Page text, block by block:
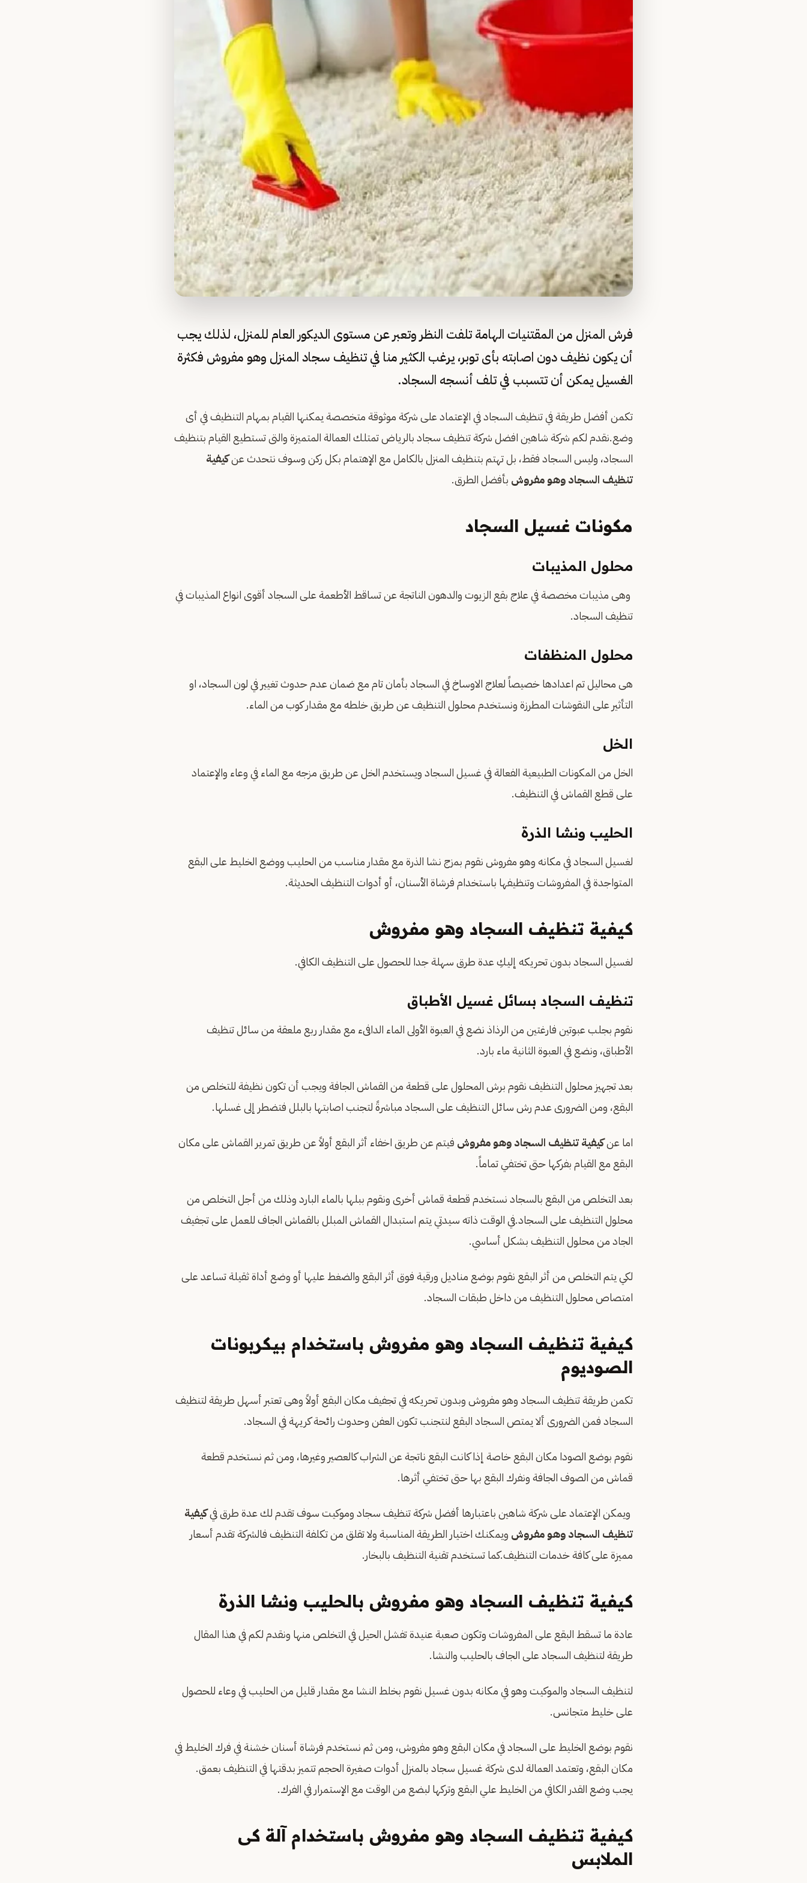
فرش المنزل من المقتنيات الهامة تلفت النظر وتعبر عن مستوى الديكور العام للمنزل، لذلك يجب
أن يكون نظيف دون اصابته بأى توبر، يرغب الكثير منا في تنظيف سجاد المنزل وهو مفروش فكثرة
الغسيل يمكن أن تتسبب في تلف أنسجه السجاد.
تكمن أفضل طريقة في تنظيف السجاد في الإعتماد على شركة موثوقة متخصصة يمكنها القيام بمهام التنظيف في أى
وضع.نقدم لكم شركة شاهين افضل شركة تنظيف سجاد بالرياض تمتلك العمالة المتميزة والتى تستطيع القيام بتنظيف
السجاد، وليس السجاد فقط، بل تهتم بتنظيف المنزل بالكامل مع الإهتمام بكل ركن وسوف نتحدث عنكيفية
تنظيف السجاد وهو مفروش بأفضل الطرق.
مكونات غسيل السجاد
محلول المذيبات
وهى مذيبات مخصصة في علاج بقع الزيوت والدهون الناتجة عن تساقط الأطعمة على السجاد أقوى انواع المذيبات في
تنظيف السجاد.
محلول المنظفات
هى محاليل تم اعدادها خصيصاً لعلاج الاوساخ في السجاد بأمان تام مع ضمان عدم حدوث تغيير في لون السجاد، او
التأثير على النقوشات المطرزة ونستخدم محلول التنظيف عن طريق خلطه مع مقدار كوب من الماء.
الخل
الخل من المكونات الطبيعية الفعالة في غسيل السجاد ويستخدم الخل عن طريق مزجه مع الماء في وعاء والإعتماد
على قطع القماش في التنظيف.
الحليب ونشا الذرة
لغسيل السجاد في مكانه وهو مفروش نقوم بمزج نشا الذرة مع مقدار مناسب من الحليب ووضع الخليط على البقع
المتواجدة في المفروشات وتنظيفها باستخدام فرشاة الأسنان، أو أدوات التنظيف الحديثة.
كيفية تنظيف السجاد وهو مفروش
لغسيل السجاد بدون تحريكه إليكِ عدة طرق سهلة جدا للحصول على التنظيف الكافي.
تنظيف السجاد بسائل غسيل الأطباق
نقوم بجلب عبوتين فارغتين من الرذاذ نضع في العبوة الأولى الماء الدافىء مع مقدار ربع ملعقة من سائل تنظيف
الأطباق، ونضع في العبوة الثانية ماء بارد.
بعد تجهيز محلول التنظيف نقوم برش المحلول على قطعة من القماش الجافة ويجب أن تكون نظيفة للتخلص من
البقع، ومن الضرورى عدم رش سائل التنظيف على السجاد مباشرةً لتجنب اصابتها بالبلل فتضطر إلى غسلها.
اما عنكيفية تنظيف السجاد وهو مفروش فيتم عن طريق اخفاء أثر البقع أولاً عن طريق تمرير القماش على مكان
البقع مع القيام بفركها حتى تختفي تماماً.
بعد التخلص من البقع بالسجاد نستخدم قطعة قماش أخرى ونقوم ببلها بالماء البارد وذلك من أجل التخلص من
محلول التنظيف على السجاد.في الوقت ذاته سيدتي يتم استبدال القماش المبلل بالقماش الجاف للعمل على تجفيف
الجاد من محلول التنظيف بشكل أساسي.
لكي يتم التخلص من أثر البقع نقوم بوضع مناديل ورقية فوق أثر البقع والضغط عليها أو وضع أداة ثقيلة تساعد على
امتصاص محلول التنظيف من داخل طبقات السجاد.
كيفية تنظيف السجاد وهو مفروش باستخدام بيكربونات
الصوديوم
تكمن طريقة تنظيف السجاد وهو مفروش وبدون تحريكه في تجفيف مكان البقع أولاً وهى تعتبر أسهل طريقة لتنظيف
السجاد فمن الضرورى ألا يمتص السجاد البقع لنتجنب تكون العفن وحدوث رائحة كريهة في السجاد.
نقوم بوضع الصودا مكان البقع خاصة إذا كانت البقع ناتجة عن الشراب كالعصير وغيرها، ومن ثم نستخدم قطعة
قماش من الصوف الجافة ونفرك البقع بها حتى تختفي أثرها.
ويمكن الإعتماد على شركة شاهين باعتبارها أفضل شركة تنظيف سجاد وموكيت سوف تقدم لك عدة طرق فيكيفية
تنظيف السجاد وهو مفروش ويمكنك اختيار الطريقة المناسبة ولا تقلق من تكلفة التنظيف فالشركة تقدم أسعار
مميزة على كافة خدمات التنظيف.كما تستخدم تقنية التنظيف بالبخار.
كيفية تنظيف السجاد وهو مفروش بالحليب ونشا الذرة
عادة ما تسقط البقع على المفروشات وتكون صعبة عنيدة تفشل الحيل في التخلص منها ونقدم لكم في هذا المقال
طريقة لتنظيف السجاد على الجاف بالحليب والنشا.
لتنظيف السجاد والموكيت وهو في مكانه بدون غسيل نقوم بخلط النشا مع مقدار قليل من الحليب في وعاء للحصول
على خليط متجانس.
نقوم بوضع الخليط على السجاد في مكان البقع وهو مفروش، ومن ثم نستخدم فرشاة أسنان خشنة في فرك الخليط في
مكان البقع، وتعتمد العمالة لدى شركة غسيل سجاد بالمنزل أدوات صغيرة الحجم تتميز بدقتها في التنظيف بعمق.
يجب وضع القدر الكافي من الخليط علي البقع وتركها لبضع من الوقت مع الإستمرار في الفرك.
كيفية تنظيف السجاد وهو مفروش باستخدام آلة كى
الملابس